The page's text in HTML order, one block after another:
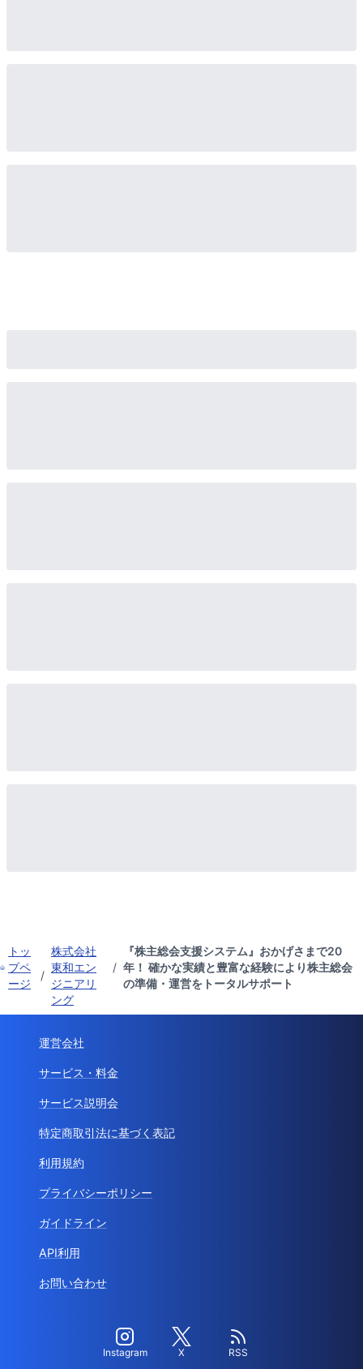
トッ
プペ
ージ
/
株式会社
東和エン
ジニアリ
ング
/
『株主総会支援システム』おかげさまで20
年！ 確かな実績と豊富な経験により株主総会
の準備・運営をトータルサポート
運営会社
サービス・料金
サービス説明会
特定商取引法に基づく表記
利用規約
プライバシーポリシー
ガイドライン
API利用
お問い合わせ
Instagram X RSS